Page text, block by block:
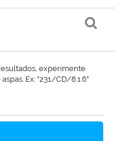
experimente
Ex: "231/CD/8.1.6"